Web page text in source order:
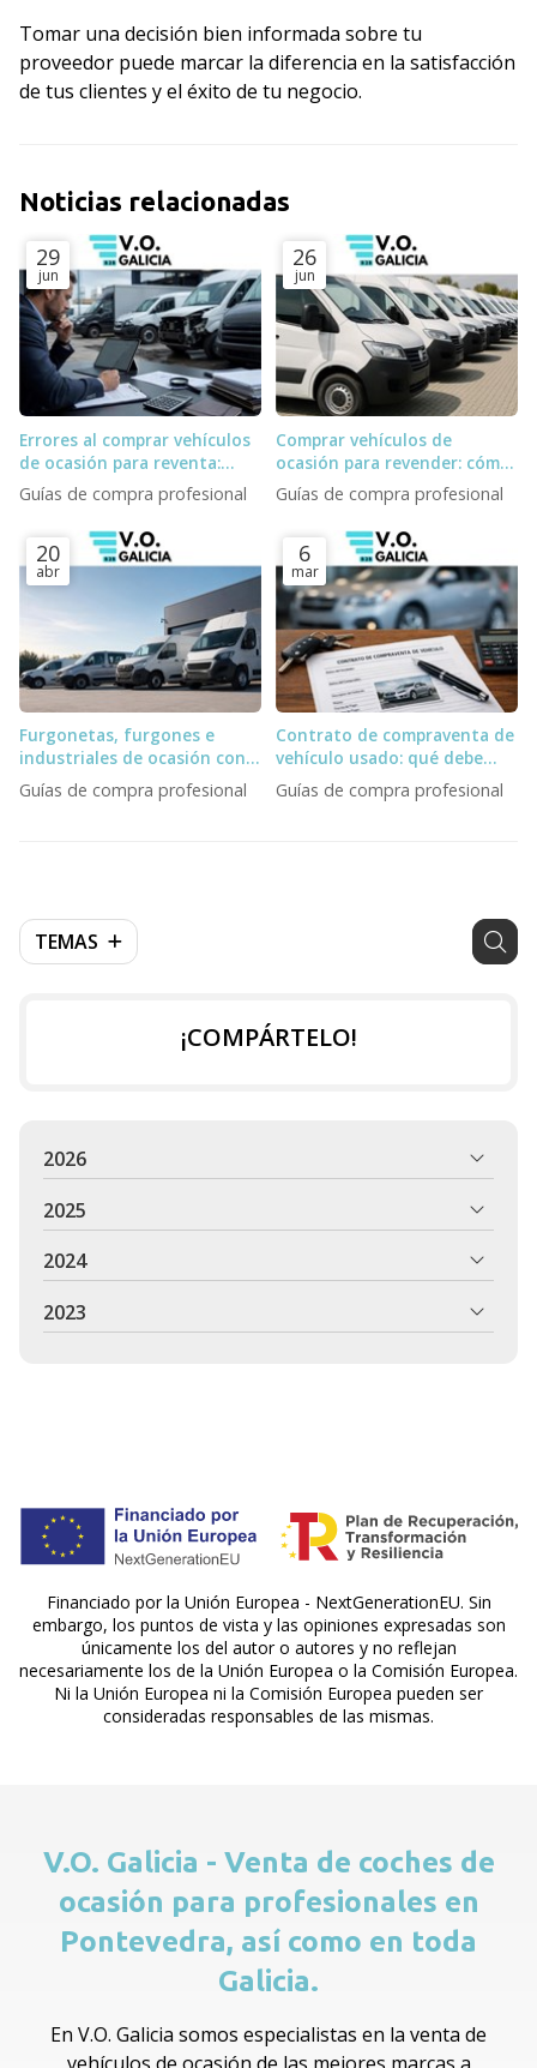
TEMAS
Tomar una decisión bien informada sobre tu
proveedor puede marcar la diferencia en la satisfacción
de tus clientes y el éxito de tu negocio.
Noticias relacionadas
29
jun
Errores al comprar vehículos
de ocasión para reventa:
stock fantasma, subastas y
logística
Guías de compra profesional
26
jun
Comprar vehículos de
ocasión para revender: cómo
elegir stock y proveedor
Guías de compra profesional
20
abr
Furgonetas, furgones e
industriales de ocasión con
entrega inmediata para
profesionales
Guías de compra profesional
6
mar
Contrato de compraventa de
vehículo usado: qué debe
incluir un profesional
Guías de compra profesional
¡COMPÁRTELO!
2026
2025
2024
2023
Financiado por la Unión Europea - NextGenerationEU. Sin
embargo, los puntos de vista y las opiniones expresadas son
únicamente los del autor o autores y no reflejan
necesariamente los de la Unión Europea o la Comisión Europea.
Ni la Unión Europea ni la Comisión Europea pueden ser
consideradas responsables de las mismas.
V.O. Galicia - Venta de coches de
ocasión para profesionales en
Pontevedra, así como en toda
Galicia.
En V.O. Galicia somos especialistas en la venta de